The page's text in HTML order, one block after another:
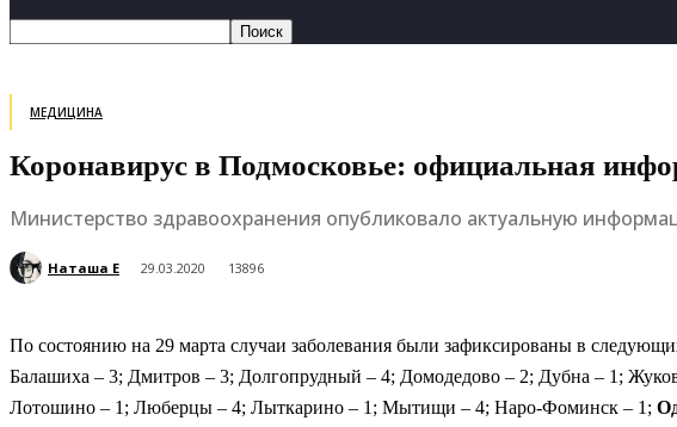
МЕДИЦИНА
Коронавирус в Подмосковье: официальная
Министерство здравоохранения опубликовало актуальную
Наташа Е 29.03.2020 13896
По состоянию на 29 марта случаи заболевания были зафиксированы в
Балашиха – 3; Дмитров – 3; Долгопрудный – 4; Домодедово – 2; Дубна – 1;
Лотошино – 1; Люберцы – 4; Лыткарино – 1; Мытищи – 4; Наро-Фоминск – 1;